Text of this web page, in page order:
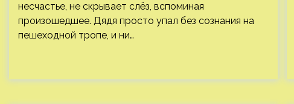
несчастье, не скрывает слёз, вспоминая
произошедшее. Дядя просто упал без сознания на
пешеходной тропе, и ни…